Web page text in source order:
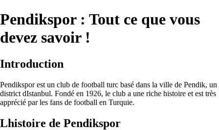
Pendikspor : Tout ce que vous
devez savoir !
Introduction
Pendikspor est un club de football turc basé dans la ville de Pendik, un
district dIstanbul. Fondé en 1926, le club a une riche histoire et est très
apprécié par les fans de football en Turquie.
Lhistoire de Pendikspor